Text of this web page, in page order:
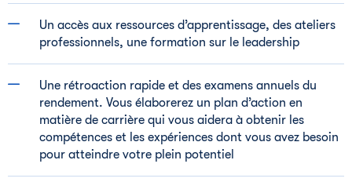
Un accès aux ressources d’apprentissage, des ateliers
professionnels, une formation sur le leadership
Une rétroaction rapide et des examens annuels du
rendement. Vous élaborerez un plan d’action en
matière de carrière qui vous aidera à obtenir les
compétences et les expériences dont vous avez besoin
pour atteindre votre plein potentiel